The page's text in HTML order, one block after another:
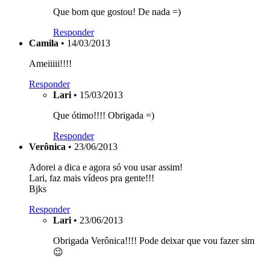
Que bom que gostou! De nada =)
Responder
Camila • 14/03/2013
Ameiiiii!!!!
Responder
Lari • 15/03/2013
Que ótimo!!!! Obrigada =)
Responder
Verônica • 23/06/2013
Adorei a dica e agora só vou usar assim!
Lari, faz mais vídeos pra gente!!!
Bjks
Responder
Lari • 23/06/2013
Obrigada Verônica!!!! Pode deixar que vou fazer sim
😉